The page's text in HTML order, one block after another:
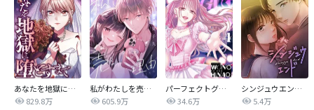
あなたを地獄に堕とすまで
829.8万
私がわたしを売る理由
605.9万
パーフェクトグリッター
34.6万
シンジュウエンド【タテヨミ】
5.4万